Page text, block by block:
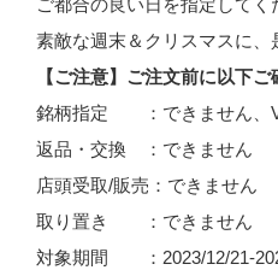
ご都合の良い日を指定してく
素敵な週末＆クリスマスに、
【ご注意】ご注文前に以下
銘柄指定 ：できません、
返品・交換 ：できません
店頭受取/販売：できません
取り置き ：できません
対象期間 ：2023/12/21-